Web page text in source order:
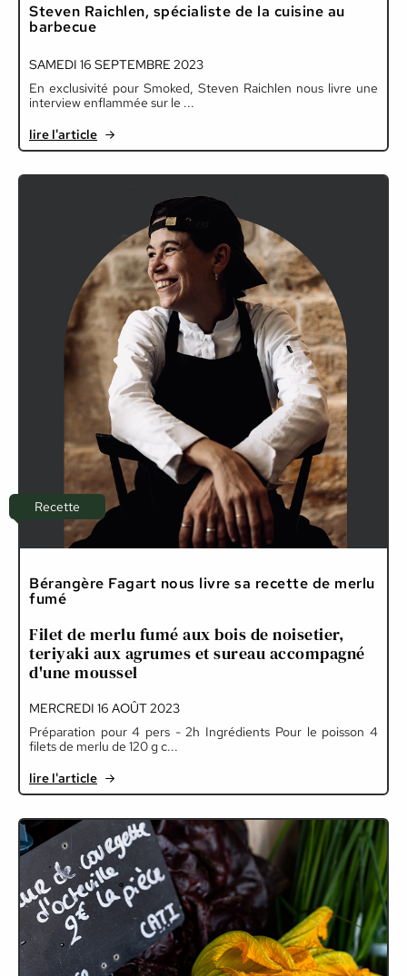
Steven Raichlen, spécialiste de la cuisine au
barbecue
SAMEDI 16 SEPTEMBRE 2023
En exclusivité pour Smoked, Steven Raichlen nous livre une
interview enflammée sur le ...
lire l'article
Recette
Bérangère Fagart nous livre sa recette de merlu
fumé
Filet de merlu fumé aux bois de noisetier,
teriyaki aux agrumes et sureau accompagné
d'une moussel
MERCREDI 16 AOÛT 2023
Préparation pour 4 pers - 2h Ingrédients Pour le poisson 4
filets de merlu de 120 g c...
lire l'article